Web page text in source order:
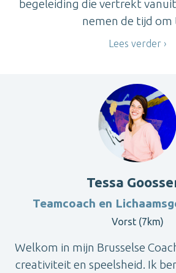
begeleiding die vertrekt
nemen de tijd om
Lees verder
Tessa
Teamcoach en
Vorst (7km)
Welkom in mijn Brusselse
creativiteit en speelsheid. Ik